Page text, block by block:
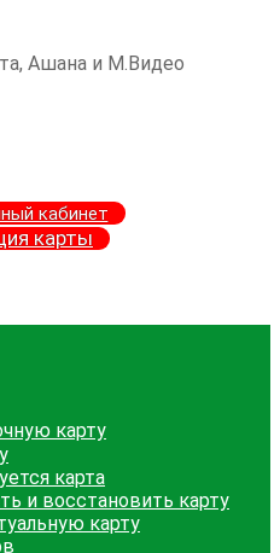
Ашана и М.Видео
кабинет
карты
карту
карта
и восстановить карту
карту